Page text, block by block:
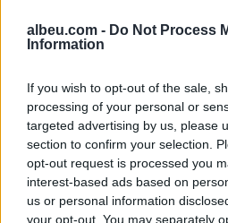
albeu.com - Do Not Process
Information
If you wish to opt-out of the sale,
processing of your personal or
targeted advertising by us, please
section to confirm your selection.
opt-out request is processed you
interest-based ads based on
us or personal information
your opt-out. You may separately
Ish-gjyqtari i
Kushtetueses sqaron
afatet dhe mundësinë e